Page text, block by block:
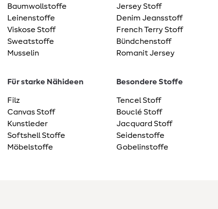
Baumwollstoffe
Leinenstoffe
Viskose Stoff
Sweatstoffe
Musselin
Jersey Stoff
Denim Jeansstoff
French Terry Stoff
Bündchenstoff
Romanit Jersey
Für starke Nähideen
Filz
Canvas Stoff
Kunstleder
Softshell Stoffe
Möbelstoffe
Besondere Stoffe
Tencel Stoff
Bouclé Stoff
Jacquard Stoff
Seidenstoffe
Gobelinstoffe